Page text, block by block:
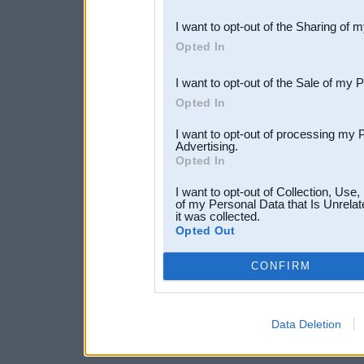
Downstream Participants
third parties.
I want to opt-out of the Sharing of
Opted In
I want to opt-out of the Sale of my
Opted In
I want to opt-out of processing my
Advertising.
Opted In
I want to opt-out of Collection,
of my Personal Data that Is
it was collected.
Opted Out
CONFIRM
Data Deletion